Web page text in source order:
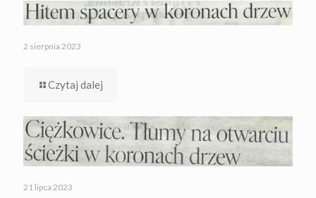
2 sierpnia 2023
Czytaj dalej
21 lipca 2023